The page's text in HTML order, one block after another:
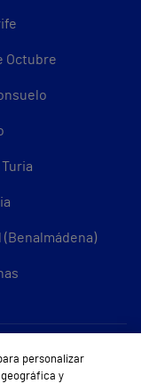
Octubre
personalizar
geográfica y